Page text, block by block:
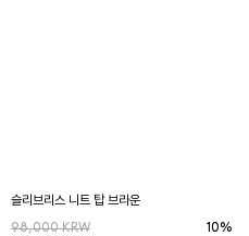
슬리브리스 니트 탑 브라운
98,000 KRW
10%